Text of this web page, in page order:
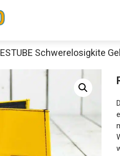
Schwerelosigkite
Schaue